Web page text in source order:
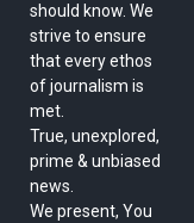
should know. We
strive to ensure
that every ethos
of journalism is
met.
True, unexplored,
prime & unbiased
news.
We present, You